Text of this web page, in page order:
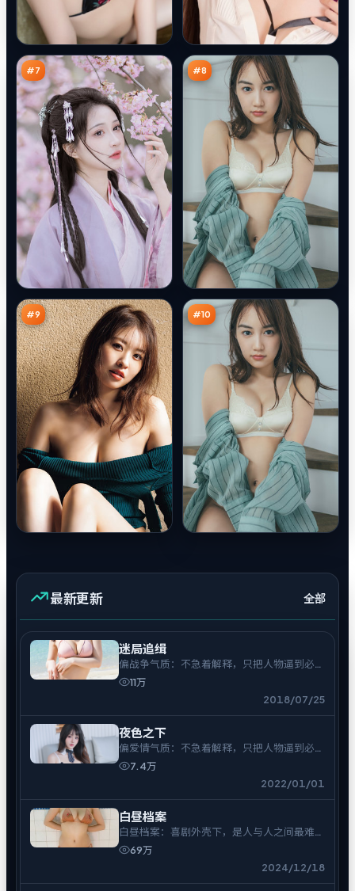
#7
南
港
清
单
90
万
#8
归
车
89
万
#9
南
渡
章万
#10
东
篱
惊
魂
87
万
最新更新 全部
迷局追缉
偏战争气质：不急着解释，只把人物逼到必须
表态的时刻。
11万
2018/07/25
夜色之下
偏爱情气质：不急着解释，只把人物逼到必须
表态的时刻。
7.4万
2022/01/01
白昼档案
白昼档案：喜剧外壳下，是人与人之间最难拆
的结。
69万
2024/12/18